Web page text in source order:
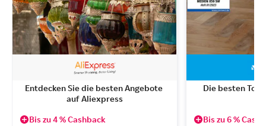
Entdecken Sie die besten Angebote
auf Aliexpress
Bis zu 4 % Cashback
Die besten
Bis zu 6 %